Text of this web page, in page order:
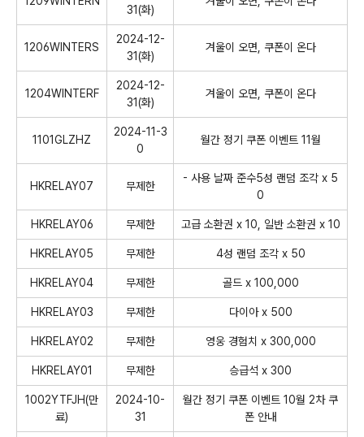
31(화)
1206WINTERS
2024-12-
31(화)
겨울이 오면, 쿠폰이 온다
1204WINTERF
2024-12-
31(화)
겨울이 오면, 쿠폰이 온다
1101GLZHZ
2024-11-3
0
월간 정기 쿠폰 이벤트 11월
HKRELAY07 무제한
- 사용 날짜 준수5성 랜덤 조각 x 5
0
HKRELAY06 무제한 고급 소환권 x 10, 일반 소환권 x 10
HKRELAY05 무제한 4성 랜덤 조각 x 50
HKRELAY04 무제한 골드 x 100,000
HKRELAY03 무제한 다이아 x 500
HKRELAY02 무제한 영웅 경험치 x 300,000
HKRELAY01 무제한 승급석 x 300
1002YTFJH(만
료)
2024-10-
31
월간 정기 쿠폰 이벤트 10월 2차 쿠
폰 안내